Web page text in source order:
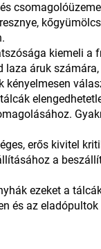
kiemeli a
áruk
kényelmesen
erős kivitel
a
ezeket a
és az